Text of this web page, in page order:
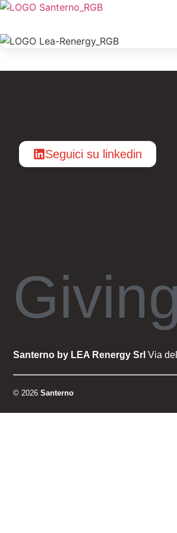
Seguici su linkedin
Santerno by LEA Renergy Srl Via
© 2026 Santerno